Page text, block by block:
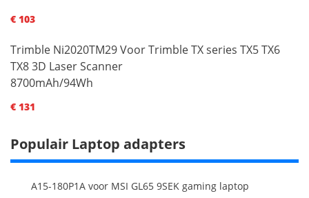
€ 103
Trimble Ni2020TM29 Voor Trimble TX series TX5 TX6
TX8 3D Laser Scanner
8700mAh/94Wh
€ 131
Populair Laptop adapters
A15-180P1A voor MSI GL65 9SEK gaming laptop